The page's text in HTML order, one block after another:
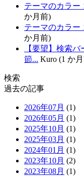
テーマのカラー
か月前)
テーマのカラー
か月前)
【要望】検索
節... Kuro (1 か
検索
過去の記事
2026年07月 (1)
2026年05月 (1)
2025年10月 (1)
2025年03月 (1)
2024年01月 (1)
2023年10月 (2)
2023年08月 (1)